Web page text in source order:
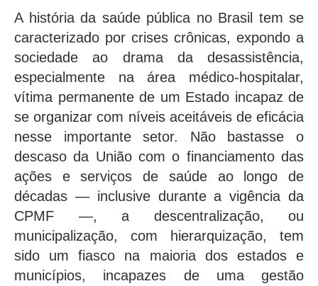
A história da saúde pública no Brasil tem se
caracterizado por crises crônicas, expondo a
sociedade ao drama da desassistência,
especialmente na área médico-hospitalar,
vítima permanente de um Estado incapaz de
se organizar com níveis aceitáveis de eficácia
nesse importante setor. Não bastasse o
descaso da União com o financiamento das
ações e serviços de saúde ao longo de
décadas — inclusive durante a vigência da
CPMF —, a descentralização, ou
municipalização, com hierarquização, tem
sido um fiasco na maioria dos estados e
municípios, incapazes de uma gestão